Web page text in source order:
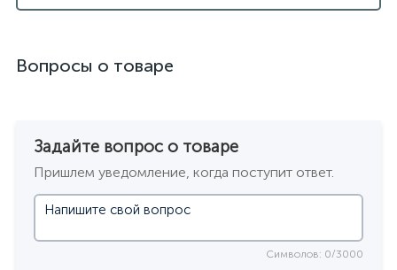
Вопросы о товаре
Задайте вопрос о товаре
Пришлем уведомление, когда поступит ответ.
Символов: 0/3000